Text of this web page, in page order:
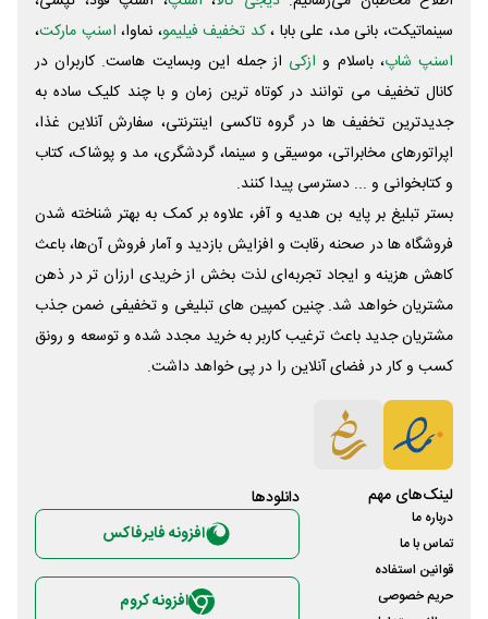
سینماتیکت، بانی مد، علی‌ بابا ،کد تخفیف فیلیمو، نماوا، اسنپ مارکت،
اسنپ شاپ، باسلام و ازکی از جمله این وبسایت ‌هاست. کاربران در
کانال تخفیف می توانند در کوتاه ترین زمان و با چند کلیک ساده به
جدیدترین تخفیف ها در گروه تاکسی اینترنتی، سفارش آنلاین غذا،
اپراتورهای مخابراتی، موسیقی و سینما، گردشگری، مد و پوشاک، کتاب
و کتابخوانی و ... دسترسی پیدا کنند.
بستر تبلیغ بر پایه بن هدیه و آفر، علاوه بر کمک به بهتر شناخته شدن
فروشگاه ها در صحنه رقابت و افزایش بازدید و آمار فروش آن‌ها، باعث
کاهش هزینه و ایجاد تجربه‌ای لذت بخش از خریدی ارزان تر در ذهن
مشتریان خواهد شد. چنین کمپین های تبلیغی و تخفیفی ضمن جذب
مشتریان جدید باعث ترغیب کاربر به خرید مجدد شده و توسعه و رونق
کسب و کار در فضای آنلاین را در پی خواهد داشت.
لینک‌های مهم
درباره ما
تماس با ما
قوانین استفاده
حریم خصوصی
دانلود‌ها
افزونه فایرفاکس
افزونه کروم